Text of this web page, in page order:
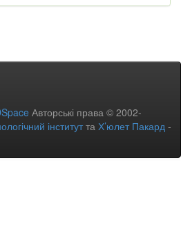
Авторські права © 2002-
інститутта Х’юлет Пакард -